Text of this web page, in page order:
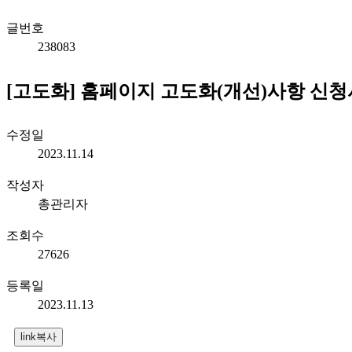
글번호
238083
[고도화] 홈페이지 고도화(개선)사항 신청
수정일
2023.11.14
작성자
총관리자
조회수
27626
등록일
2023.11.13